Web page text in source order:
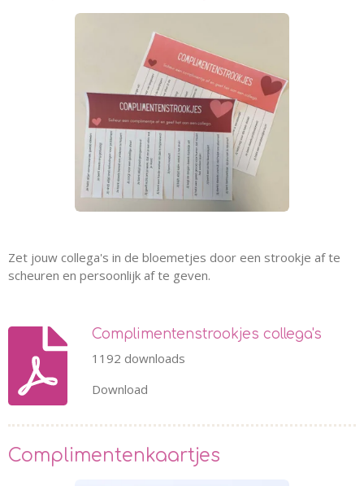
Zet jouw collega's in de bloemetjes door een strookje af te
scheuren en persoonlijk af te geven.
Complimentenstrookjes collega's
1192 downloads
Download
Complimentenkaartjes